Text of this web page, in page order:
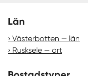
Län
Västerbotten — län
Rusksele — ort